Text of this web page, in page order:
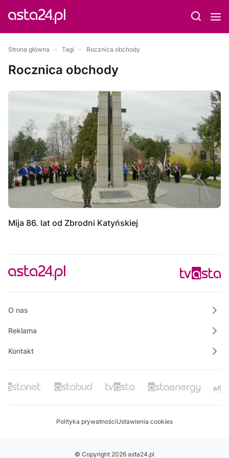
Strona główna Tagi Rocznica obchody
Rocznica obchody
Mija 86. lat od Zbrodni Katyńskiej
O nas
Reklama
Kontakt
Polityka prywatnościUstawienia cookies
© Copyright 2026 asta24.pl